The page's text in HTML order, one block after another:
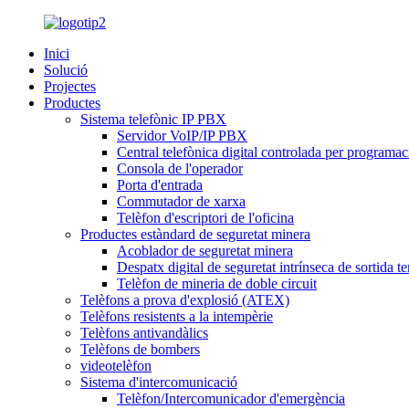
Inici
Solució
Projectes
Productes
Sistema telefònic IP PBX
Servidor VoIP/IP PBX
Central telefònica digital controlada per
Consola de l'operador
Porta d'entrada
Commutador de xarxa
Telèfon d'escriptori de l'oficina
Productes estàndard de seguretat minera
Acoblador de seguretat minera
Despatx digital de seguretat intrínseca de sortida
Telèfon de mineria de doble circuit
Telèfons a prova d'explosió (ATEX)
Telèfons resistents a la intempèrie
Telèfons antivandàlics
Telèfons de bombers
videotelèfon
Sistema d'intercomunicació
Telèfon/Intercomunicador d'emergència